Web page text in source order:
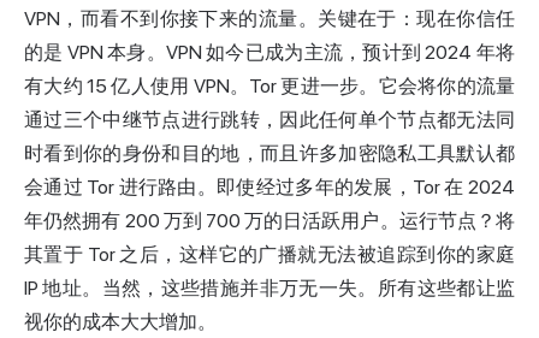
VPN，而看不到你接下来的流量。关键在于：现在你信任
的是 VPN 本身。VPN 如今已成为主流，预计到 2024 年将
有大约 15 亿人使用 VPN。Tor 更进一步。它会将你的流量
通过三个中继节点进行跳转，因此任何单个节点都无法同
时看到你的身份和目的地，而且许多加密隐私工具默认都
会通过 Tor 进行路由。即使经过多年的发展，Tor 在 2024
年仍然拥有 200 万到 700 万的日活跃用户。运行节点？将
其置于 Tor 之后，这样它的广播就无法被追踪到你的家庭
IP 地址。当然，这些措施并非万无一失。所有这些都让监
视你的成本大大增加。